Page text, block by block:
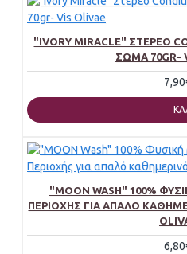
"IVORY MIRACLE" ΣΤΕΡΕΌ
ΣΏΜΑ 70GR-
"MOON WASH" 100%
ΠΕΡΙΟΧΉΣ ΓΙΑ ΑΠΑΛΌ